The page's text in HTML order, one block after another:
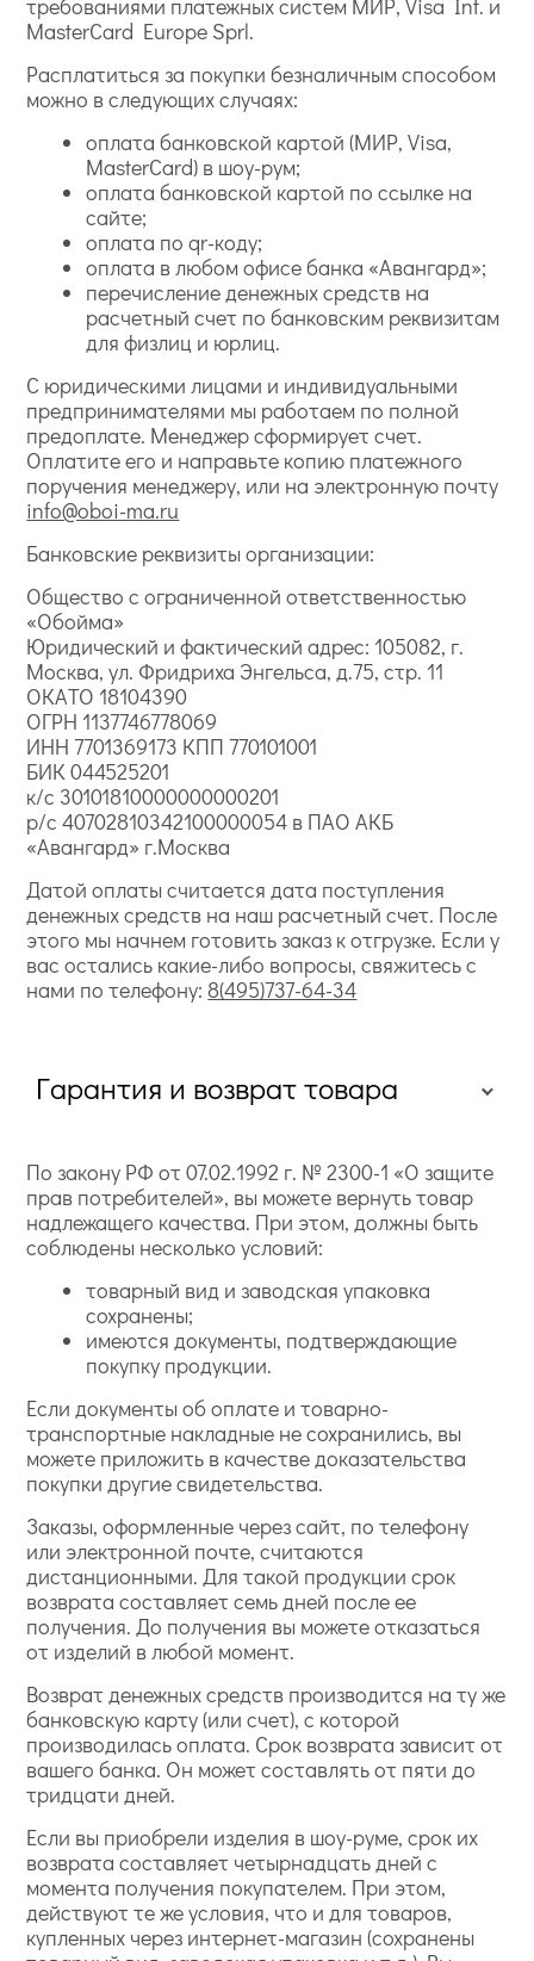
требованиями платежных систем МИР, Visa Int. и
MasterCard Europe Sprl.
Расплатиться за покупки безналичным способом
можно в следующих случаях:
оплата банковской картой (МИР, Visa,
MasterCard) в шоу-рум;
оплата банковской картой по ссылке на
сайте;
оплата по qr-коду;
оплата в любом офисе банка «Авангард»;
перечисление денежных средств на
расчетный счет по банковским реквизитам
для физлиц и юрлиц.
С юридическими лицами и индивидуальными
предпринимателями мы работаем по полной
предоплате. Менеджер сформирует счет.
Оплатите его и направьте копию платежного
поручения менеджеру, или на электронную почту
info@oboi-ma.ru
Банковские реквизиты организации:
Общество с ограниченной ответственностью
«Обойма»
Юридический и фактический адрес: 105082, г.
Москва, ул. Фридриха Энгельса, д.75, стр. 11
ОКАТО 18104390
ОГРН 1137746778069
ИНН 7701369173 КПП 770101001
БИК 044525201
к/с 30101810000000000201
р/с 40702810342100000054 в ПАО АКБ
«Авангард» г.Москва
Датой оплаты считается дата поступления
денежных средств на наш расчетный счет. После
этого мы начнем готовить заказ к отгрузке. Если у
вас остались какие-либо вопросы, свяжитесь с
нами по телефону: 8(495)737-64-34
Гарантия и возврат товара
По закону РФ от 07.02.1992 г. № 2300-1 «О защите
прав потребителей», вы можете вернуть товар
надлежащего качества. При этом, должны быть
соблюдены несколько условий:
товарный вид и заводская упаковка
сохранены;
имеются документы, подтверждающие
покупку продукции.
Если документы об оплате и товарно-
транспортные накладные не сохранились, вы
можете приложить в качестве доказательства
покупки другие свидетельства.
Заказы, оформленные через сайт, по телефону
или электронной почте, считаются
дистанционными. Для такой продукции срок
возврата составляет семь дней после ее
получения. До получения вы можете отказаться
от изделий в любой момент.
Возврат денежных средств производится на ту же
банковскую карту (или счет), с которой
производилась оплата. Срок возврата зависит от
вашего банка. Он может составлять от пяти до
тридцати дней.
Если вы приобрели изделия в шоу-руме, срок их
возврата составляет четырнадцать дней с
момента получения покупателем. При этом,
действуют те же условия, что и для товаров,
купленных через интернет-магазин (сохранены